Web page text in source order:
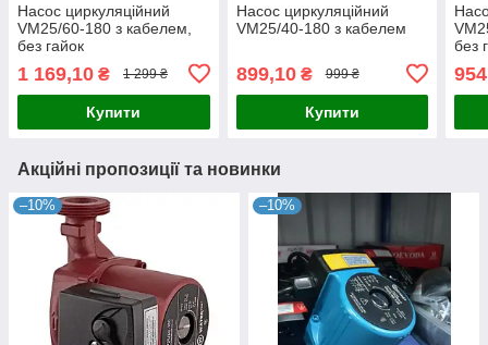
Насос циркуляційний
VM25/60-180 з кабелем,
без гайок
1 169,10 ₴ 1 299 ₴
Купити
Насос циркуляційний
VM25/40-180 з кабелем
899,10₴ 999 ₴
Купити
без
954
Акційні пропозиції та новинки
–10% –10%